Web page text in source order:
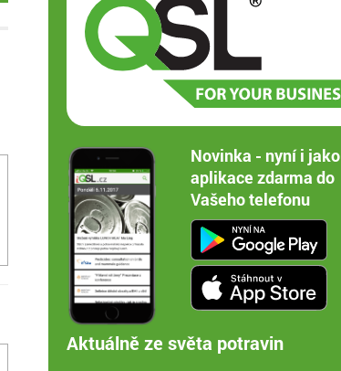
Novinka - nyní i jako
aplikace zdarma do
Vašeho telefonu
Aktuálně ze světa potravin